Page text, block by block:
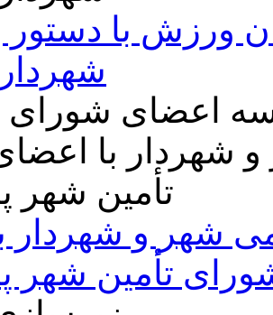
ورزش با دستور
شهر و شهردار
تأمین شهر